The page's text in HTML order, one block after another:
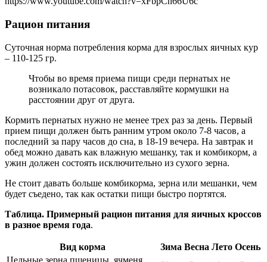
Рацион питания
Суточная норма потребления корма для взрослых яичных кур
– 110-125 гр.
Чтобы во время приема пищи среди пернатых не
возникало потасовок, расставляйте кормушки на
расстоянии друг от друга.
Кормить пернатых нужно не менее трех раз за день. Первый
прием пищи должен быть ранним утром около 7-8 часов, а
последний за пару часов до сна, в 18-19 вечера. На завтрак и
обед можно давать как влажную мешанку, так и комбикорм, а
ужин должен состоять исключительно из сухого зерна.
Не стоит давать больше комбикорма, зерна или мешанки, чем
будет съедено, так как остатки пищи быстро портятся.
Таблица. Примерный рацион питания для яичных кроссов
в разное время года.
Вид корма Зима Весна Лето Осень
Цельные зерна пшеницы, ячменя,